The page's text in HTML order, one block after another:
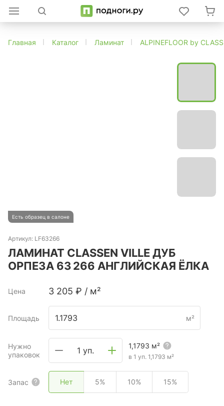
Главная Каталог Ламинат ALPINEFLOOR by
Есть образец в салоне
Артикул: LF63266
ЛАМИНАТ CLASSEN VILLE ДУБ
ОРПЕЗА 63 266 АНГЛИЙСКАЯ ЁЛКА
Цена 3 205 ₽ / м²
Площадь м²
Нужно
упаковок
1 уп. 1,1793 м²
в 1 уп. 1,1793 м²
Запас Нет 5% 10% 15%